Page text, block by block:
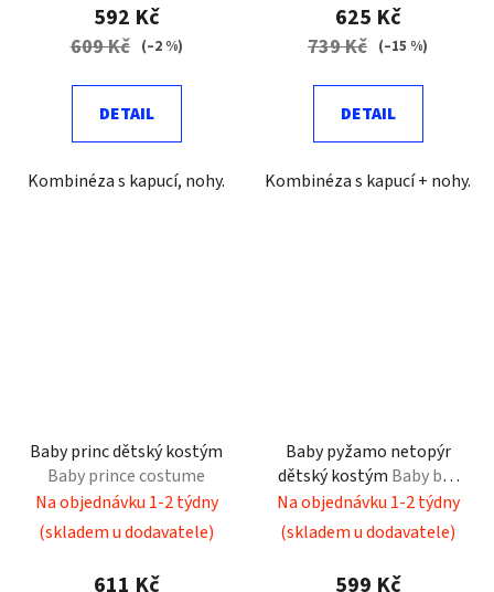
592 Kč
609 Kč (–2 %)
DETAIL
Kombinéza s kapucí, nohy.
625 Kč
739 Kč (–15 %)
DETAIL
Kombinéza s kapucí + nohy.
Baby princ dětský kostým
Baby prince costume
Na objednávku 1-2 týdny
(skladem u dodavatele)
611 Kč
Baby pyžamo netopýr
dětský kostým Baby bat
pajamas child costume
Na objednávku 1-2 týdny
(skladem u dodavatele)
599 Kč